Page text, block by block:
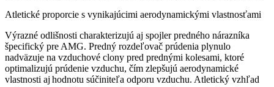
Atletické proporcie s vynikajúcimi aerodynamickými vlastnosťami
Výrazné odlišnosti charakterizujú aj spojler predného nárazníka
špecifický pre AMG. Predný rozdeľovač prúdenia plynulo
nadväzuje na vzduchové clony pred prednými kolesami, ktoré
optimalizujú prúdenie vzduchu, čím zlepšujú aerodynamické
vlastnosti aj hodnotu súčiniteľa odporu vzduchu. Atletický vzhľad